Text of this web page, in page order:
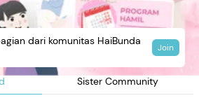
Sister Community
dari komunitas HaiBunda
Join